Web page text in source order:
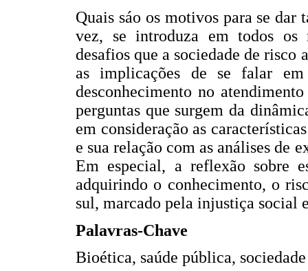
Quais sáo os motivos para se dar
vez, se introduza em todos os
desafios que a sociedade de risco
as implicações de se falar
desconhecimento no
perguntas que surgem da
em consideração as
e sua relação com as análises de
Em especial, a reflexão sobre
adquirindo o conhecimento, o
sul, marcado pela injustiça social
Palavras-Chave
Bioética, saúde pública,